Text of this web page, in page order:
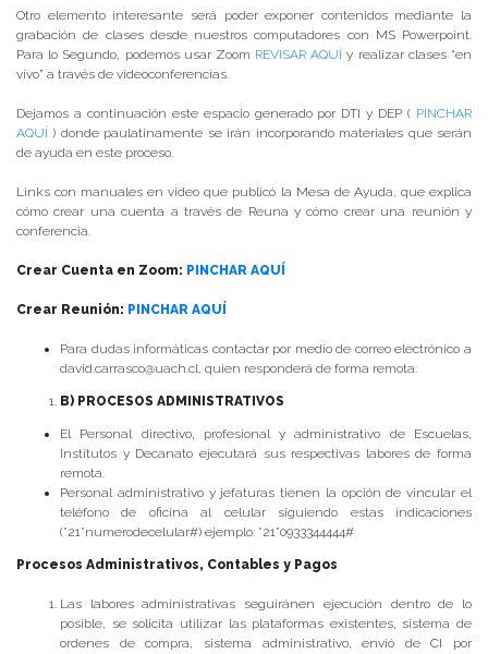
Otro elemento interesante será poder exponer contenidos mediante la
grabación de clases desde nuestros computadores con MS Powerpoint.
Para lo Segundo, podemos usar Zoom REVISAR AQUÍ y realizar clases “en
vivo” a través de videoconferencias.
Dejamos a continuación este espacio generado por DTI y DEP ( PINCHAR
AQUÍ ) donde paulatinamente se irán incorporando materiales que serán
de ayuda en este proceso.
Links con manuales en video que publicó la Mesa de Ayuda, que explica
cómo crear una cuenta a través de Reuna y cómo crear una reunión y
conferencia.
Crear Cuenta en Zoom: PINCHAR AQUÍ
Crear Reunión: PINCHAR AQUÍ
Para dudas informáticas contactar por medio de correo electrónico a
david.carrasco@uach.cl, quien responderá de forma remota.
B) PROCESOS ADMINISTRATIVOS
El Personal directivo, profesional y administrativo de Escuelas,
Institutos y Decanato ejecutará sus respectivas labores de forma
remota.
Personal administrativo y jefaturas tienen la opción de vincular el
teléfono de oficina al celular siguiendo estas indicaciones
(*21*numerodecelular#) ejemplo: *21*0933344444#
Procesos Administrativos, Contables y Pagos
Las labores administrativas seguiránen ejecución dentro de lo
posible, se solicita utilizar las plataformas existentes, sistema de
ordenes de compra, sistema administrativo, envió de CI por